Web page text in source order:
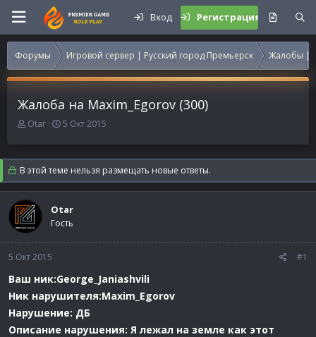
Вход Регистрация
Форумы Игровой сервер | Русский город Премьерск Жалобы |
Жалоба на Maxim_Egorov (300)
А
т
о
р
т
е
м
ы
Otar
Д
т
а
н
а
а
л
5 Окт 2015
В этой теме нельзя размещать новые ответы.
Otar
Гость
5 Окт 2015 #1
Ваш ник:George_Janiashvili
Ник нарушителя:Maxim_Egorov
Нарушение: ДБ
Описание нарушения: Я лежал на земле как этот